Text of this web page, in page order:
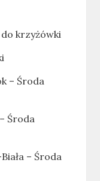
do krzyżówki
– Środa
Środa
– Środa